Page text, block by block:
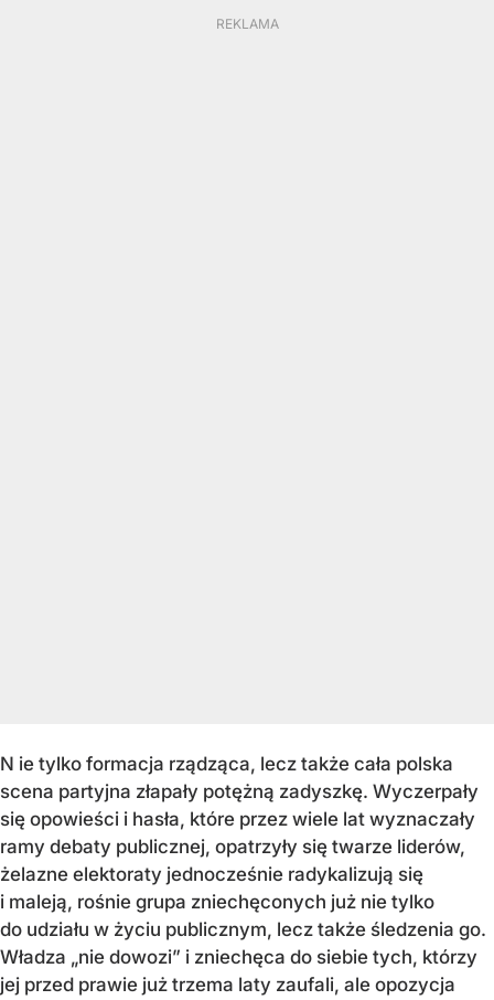
N ie tylko formacja rządząca, lecz także cała polska
scena partyjna złapały potężną zadyszkę. Wyczerpały
się opowieści i hasła, które przez wiele lat wyznaczały
ramy debaty publicznej, opatrzyły się twarze liderów,
żelazne elektoraty jednocześnie radykalizują się
i maleją, rośnie grupa zniechęconych już nie tylko
do udziału w życiu publicznym, lecz także śledzenia go.
Władza „nie dowozi” i zniechęca do siebie tych, którzy
jej przed prawie już trzema laty zaufali, ale opozycja